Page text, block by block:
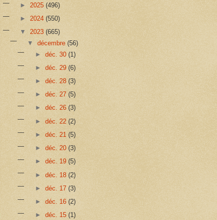
► 2025 (496)
► 2024 (550)
▼ 2023 (665)
▼décembre(56)
► déc. 30 (1)
► déc. 29 (6)
► déc. 28 (3)
► déc. 27 (5)
► déc. 26 (3)
► déc. 22 (2)
► déc. 21 (5)
► déc. 20 (3)
► déc. 19 (5)
► déc. 18 (2)
► déc. 17 (3)
► déc. 16 (2)
► déc. 15 (1)